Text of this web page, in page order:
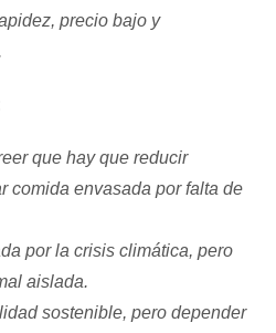
precio bajo y
que hay que reducir
comida envasada por falta de
por la crisis climática, pero
aislada.
sostenible, pero depender